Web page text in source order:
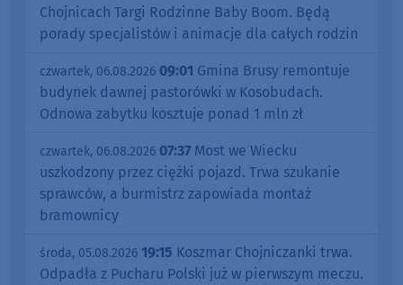
Chojnicach Targi Rodzinne Baby Boom. Będą
porady specjalistów i animacje dla całych rodzin
czwartek, 06.08.2026 09:01 Gmina Brusy remontuje
budynek dawnej pastorówki w Kosobudach.
Odnowa zabytku kosztuje ponad 1 mln zł
czwartek, 06.08.2026 07:37 Most we Wiecku
uszkodzony przez ciężki pojazd. Trwa szukanie
sprawców, a burmistrz zapowiada montaż
bramownicy
środa, 05.08.2026 19:15 Koszmar Chojniczanki trwa.
Odpadła z Pucharu Polski już w pierwszym meczu.